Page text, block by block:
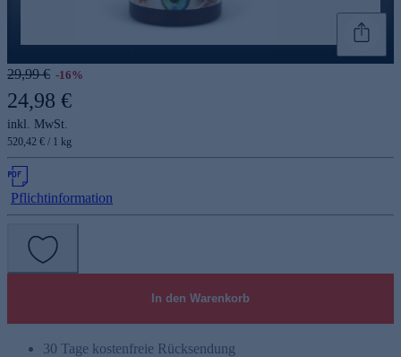
29,99 € -16%
24,98 €
inkl. MwSt.
520,42 € / 1 kg
Pflichtinformation
In den Warenkorb
30 Tage kostenfreie Rücksendung